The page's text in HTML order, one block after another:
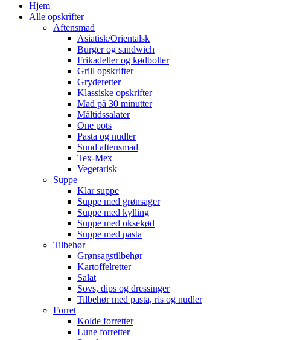
Hjem
Alle opskrifter
Aftensmad
Asiatisk/Orientalsk
Burger og sandwich
Frikadeller og kødboller
Grill opskrifter
Gryderetter
Klassiske opskrifter
Mad på 30 minutter
Måltidssalater
One pots
Pasta og nudler
Sund aftensmad
Tex-Mex
Vegetarisk
Suppe
Klar suppe
Suppe med grønsager
Suppe med kylling
Suppe med oksekød
Suppe med pasta
Tilbehør
Grønsagstilbehør
Kartoffelretter
Salat
Sovs, dips og dressinger
Tilbehør med pasta, ris og nudler
Forret
Kolde forretter
Lune forretter